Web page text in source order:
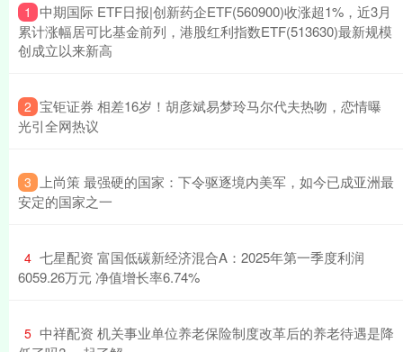
1 ​中期国际 ETF日报|创新药企ETF(560900)收涨超1%，近3月
累计涨幅居可比基金前列，港股红利指数ETF(513630)最新规模
创成立以来新高
2 ​宝钜证券 相差16岁！胡彦斌易梦玲马尔代夫热吻，恋情曝
光引全网热议
3
​上尚策 最强硬的国家：下令驱逐境内美军，如今已成亚洲最
安定的国家之一
4 ​七星配资 富国低碳新经济混合A：2025年第一季度利润
6059.26万元 净值增长率6.74%
5 ​中祥配资 机关事业单位养老保险制度改革后的养老待遇是降